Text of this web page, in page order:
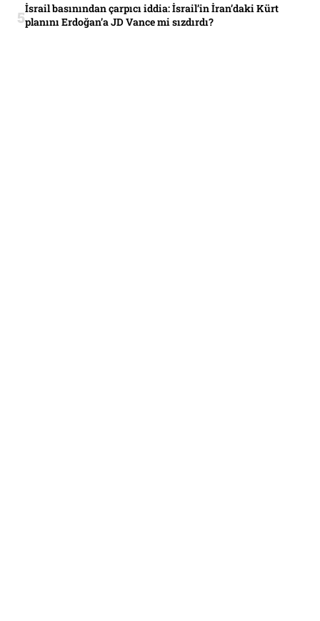
İsrail basınından çarpıcı iddia: İsrail’in İran’daki Kürt
planını Erdoğan’a JD Vance mi sızdırdı?